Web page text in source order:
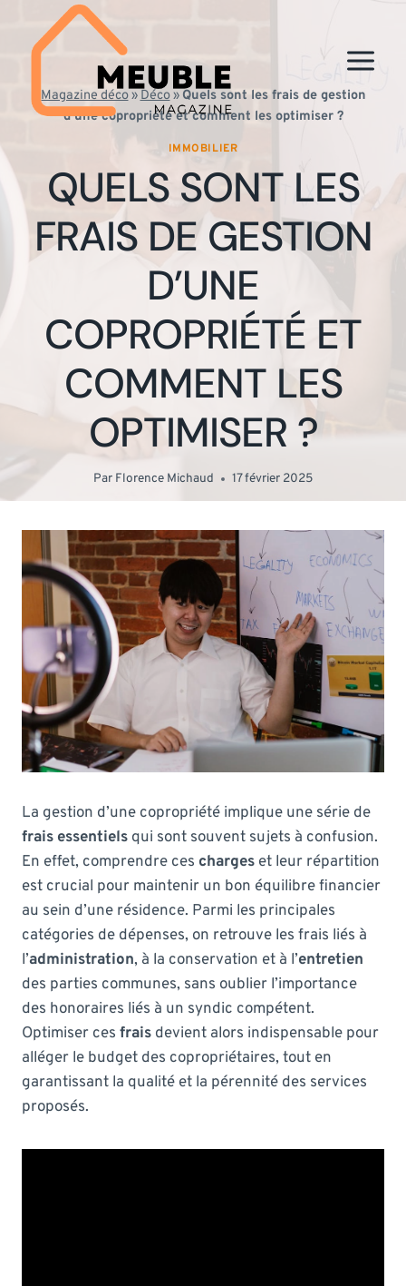
contenu
Magazine déco»Déco» Quels sont les frais de gestion
d’une copropriété et comment les optimiser ?
IMMOBILIER
QUELS SONT LES
FRAIS DE GESTION
D’UNE
COPROPRIÉTÉ ET
COMMENT LES
OPTIMISER ?
Par Florence Michaud 17 février 2025
La gestion d’une copropriété implique une série de
frais essentiels qui sont souvent sujets à confusion.
En effet, comprendre ces charges et leur répartition
est crucial pour maintenir un bon équilibre financier
au sein d’une résidence. Parmi les principales
catégories de dépenses, on retrouve les frais liés à
l’administration, à la conservation et à l’entretien
des parties communes, sans oublier l’importance
des honoraires liés à un syndic compétent.
Optimiser ces frais devient alors indispensable pour
alléger le budget des copropriétaires, tout en
garantissant la qualité et la pérennité des services
proposés.